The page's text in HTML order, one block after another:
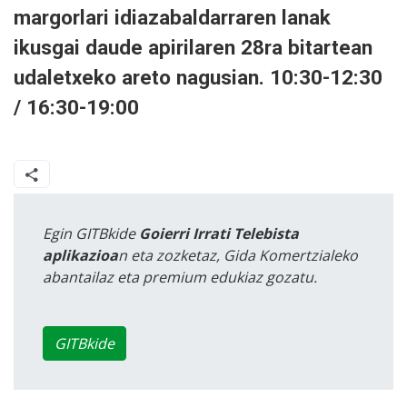
margorlari idiazabaldarraren lanak
ikusgai daude apirilaren 28ra bitartean
udaletxeko areto nagusian. 10:30-12:30
/ 16:30-19:00
Egin GITBkide Goierri Irrati Telebista
aplikazioan eta zozketaz, Gida Komertzialeko
abantailaz eta premium edukiaz gozatu.
GITBkide